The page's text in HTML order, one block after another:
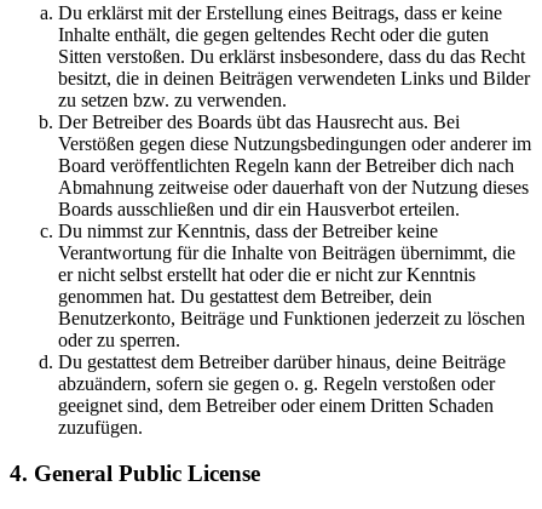
Du erklärst mit der Erstellung eines Beitrags, dass er keine
Inhalte enthält, die gegen geltendes Recht oder die guten
Sitten verstoßen. Du erklärst insbesondere, dass du das Recht
besitzt, die in deinen Beiträgen verwendeten Links und Bilder
zu setzen bzw. zu verwenden.
Der Betreiber des Boards übt das Hausrecht aus. Bei
Verstößen gegen diese Nutzungsbedingungen oder anderer im
Board veröffentlichten Regeln kann der Betreiber dich nach
Abmahnung zeitweise oder dauerhaft von der Nutzung dieses
Boards ausschließen und dir ein Hausverbot erteilen.
Du nimmst zur Kenntnis, dass der Betreiber keine
Verantwortung für die Inhalte von Beiträgen übernimmt, die
er nicht selbst erstellt hat oder die er nicht zur Kenntnis
genommen hat. Du gestattest dem Betreiber, dein
Benutzerkonto, Beiträge und Funktionen jederzeit zu löschen
oder zu sperren.
Du gestattest dem Betreiber darüber hinaus, deine Beiträge
abzuändern, sofern sie gegen o. g. Regeln verstoßen oder
geeignet sind, dem Betreiber oder einem Dritten Schaden
zuzufügen.
4. General Public License